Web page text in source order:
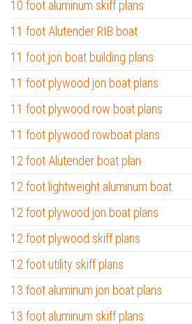
10 foot aluminum skiff plans
11 foot Alutender RIB boat
11 foot jon boat building plans
11 foot plywood jon boat plans
11 foot plywood row boat plans
11 foot plywood rowboat plans
12 foot Alutender boat plan
12 foot lightweight aluminum boat
12 foot plywood jon boat plans
12 foot plywood skiff plans
12 foot utility skiff plans
13 foot aluminum jon boat plans
13 foot aluminum skiff plans